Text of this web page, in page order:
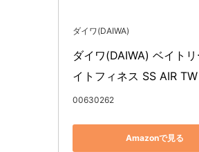
ダイワ(DAIWA)
ダイワ(DAIWA) ベイト
イトフィネス SS AIR
00630262
Amazonで見る